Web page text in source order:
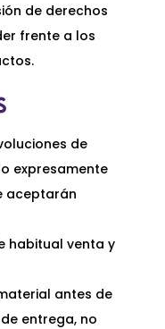
de derechos
frente a los
de
expresamente
aceptarán
habitual venta y
antes de
entrega, no